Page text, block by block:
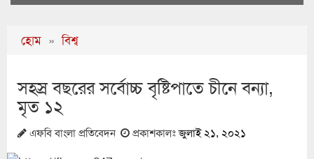
হোম » বিশ্ব
সহস্র বছরের সর্বোচ্চ বৃষ্টিপাতে চীনে বন্যা,
মৃত ১২
এফবি বাংলা প্রতিবেদন প্রকাশকালঃজুলাই ২১, ২০২১